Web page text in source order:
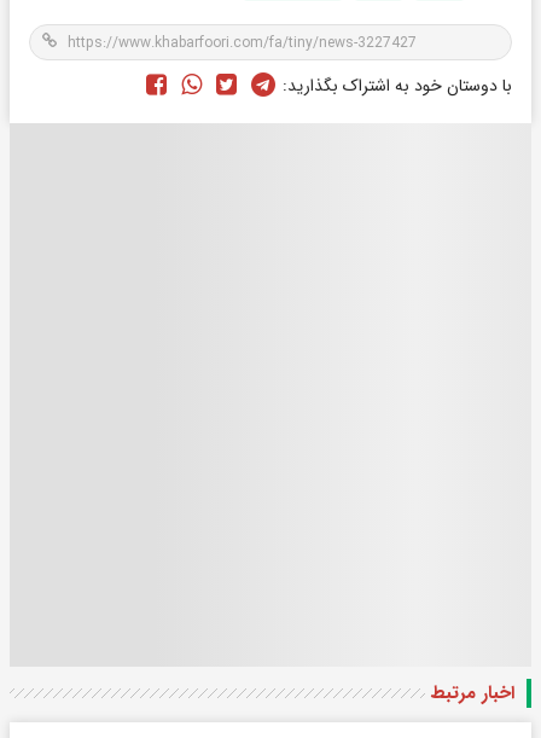
با دوستان خود به اشتراک بگذارید:
اخبار مرتبط